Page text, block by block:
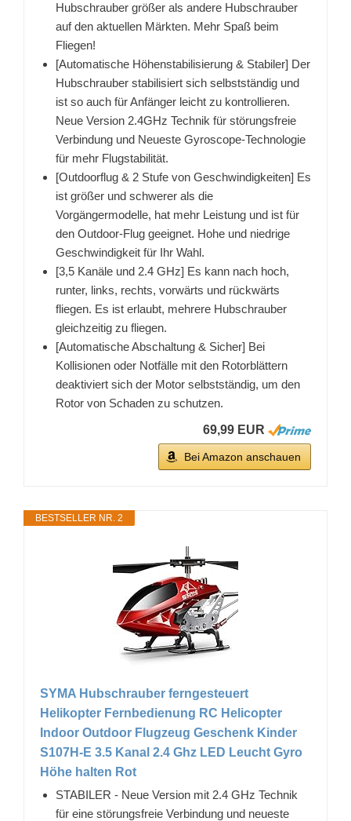
Hubschrauber größer als andere Hubschrauber
auf den aktuellen Märkten. Mehr Spaß beim
Fliegen!
[Automatische Höhenstabilisierung & Stabiler] Der
Hubschrauber stabilisiert sich selbstständig und
ist so auch für Anfänger leicht zu kontrollieren.
Neue Version 2.4GHz Technik für störungsfreie
Verbindung und Neueste Gyroscope-Technologie
für mehr Flugstabilität.
[Outdoorflug & 2 Stufe von Geschwindigkeiten] Es
ist größer und schwerer als die
Vorgängermodelle, hat mehr Leistung und ist für
den Outdoor-Flug geeignet. Hohe und niedrige
Geschwindigkeit für Ihr Wahl.
[3,5 Kanäle und 2.4 GHz] Es kann nach hoch,
runter, links, rechts, vorwärts und rückwärts
fliegen. Es ist erlaubt, mehrere Hubschrauber
gleichzeitig zu fliegen.
[Automatische Abschaltung & Sicher] Bei
Kollisionen oder Notfälle mit den Rotorblättern
deaktiviert sich der Motor selbstständig, um den
Rotor von Schaden zu schutzen.
69,99 EUR
Bei Amazon anschauen
BESTSELLER NR. 2
SYMA Hubschrauber ferngesteuert
Helikopter Fernbedienung RC Helicopter
Indoor Outdoor Flugzeug Geschenk Kinder
S107H-E 3.5 Kanal 2.4 Ghz LED Leucht Gyro
Höhe halten Rot
STABILER - Neue Version mit 2.4 GHz Technik
für eine störungsfreie Verbindung und neueste